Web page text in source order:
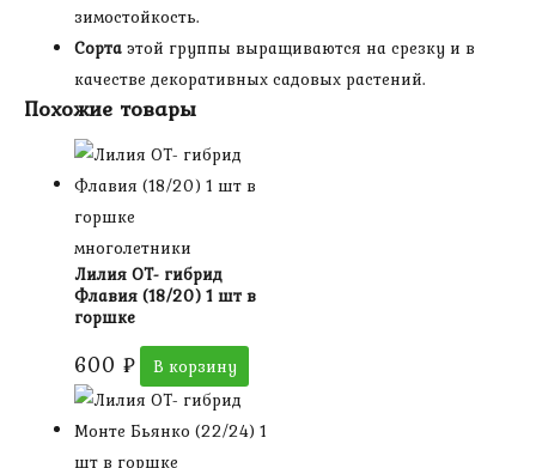
зимостойкость.
Сорта этой группы выращиваются на срезку и в
качестве декоративных садовых растений.
Похожие товары
многолетники
Лилия ОТ- гибрид
Флавия (18/20) 1 шт в
горшке
600 ₽ В корзину